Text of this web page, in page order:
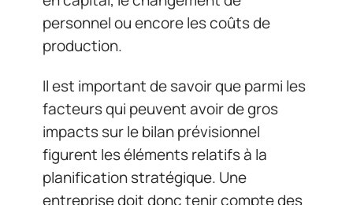
personnel ou encore les coûts de
production.
Il est important de savoir que parmi les
facteurs qui peuvent avoir de gros
impacts sur le bilan prévisionnel
figurent les éléments relatifs à la
planification stratégique. Une
entreprise doit donc tenir compte des